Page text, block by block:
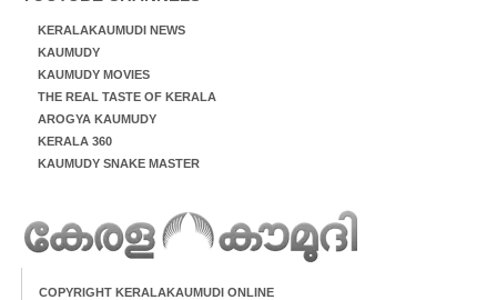
KERALAKAUMUDI NEWS
KAUMUDY
KAUMUDY MOVIES
THE REAL TASTE OF KERALA
AROGYA KAUMUDY
KERALA 360
KAUMUDY SNAKE MASTER
COPYRIGHT KERALAKAUMUDI ONLINE